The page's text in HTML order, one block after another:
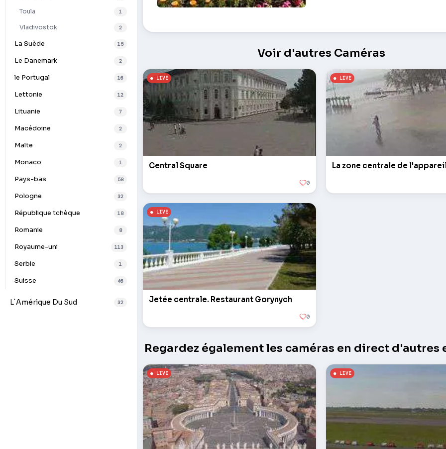
Toula 1
Vladivostok 2
La Suède 15
Le Danemark 2
le Portugal 16
Lettonie 12
Lituanie 7
Macédoine 2
Malte 2
Monaco 1
Pays-bas 58
Pologne 32
République tchèque 18
Romanie 8
Royaume-uni 113
Serbie 1
Suisse 46
L`Amérique Du Sud 32
Voir d'autres Caméras
Central Square
0
La zone centrale de
Jetée centrale. Restaurant Gorynych
0
Regardez également les caméras en direct d'autres